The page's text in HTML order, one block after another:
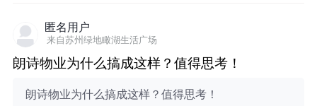
匿名用户
来自苏州绿地瞰湖生活广场
朗诗物业为什么搞成这样？值得思考！
朗诗物业为什么搞成这样？值得思考！